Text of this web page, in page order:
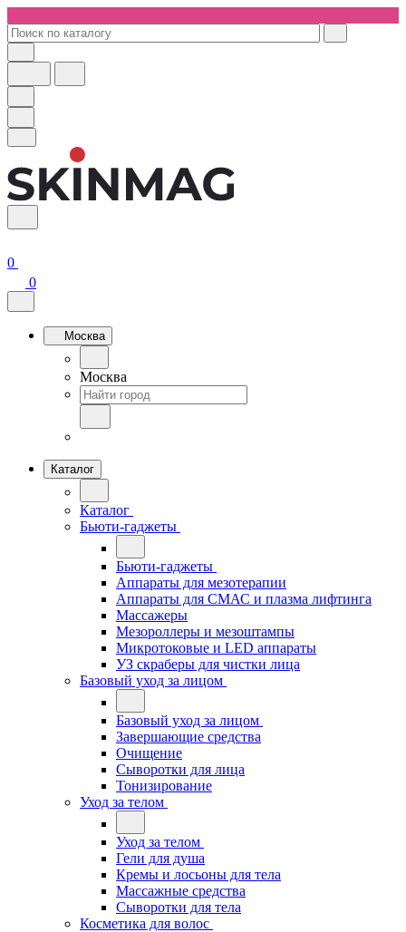
0
0
Москва
Москва
Каталог
Каталог
Бьюти-гаджеты
Бьюти-гаджеты
Аппараты для мезотерапии
Аппараты для СМАС и плазма лифтинга
Массажеры
Мезороллеры и мезоштампы
Микротоковые и LED аппараты
УЗ скраберы для чистки лица
Базовый уход за лицом
Базовый уход за лицом
Завершающие средства
Очищение
Сыворотки для лица
Тонизирование
Уход за телом
Уход за телом
Гели для душа
Кремы и лосьоны для тела
Массажные средства
Сыворотки для тела
Косметика для волос